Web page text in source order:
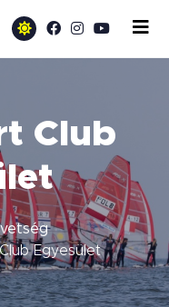
Club
Egyesület